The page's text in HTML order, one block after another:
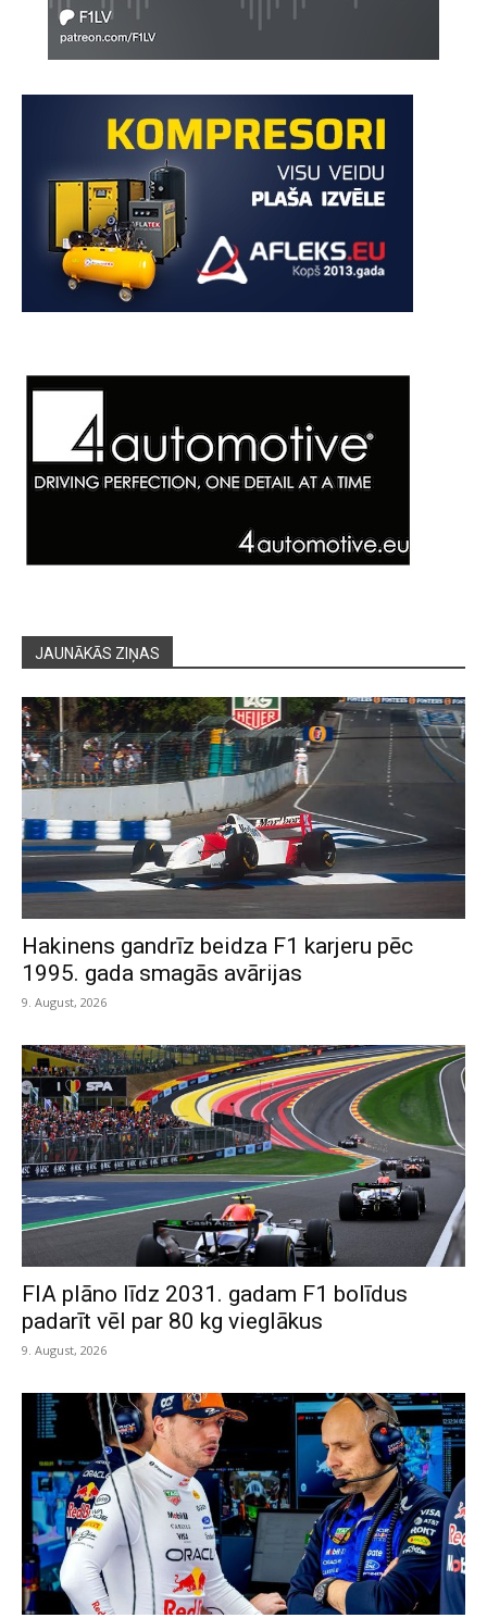
JAUNĀKĀS ZIŅAS
Hakinens gandrīz beidza F1 karjeru pēc
1995. gada smagās avārijas
9. August, 2026
FIA plāno līdz 2031. gadam F1 bolīdus
padarīt vēl par 80 kg vieglākus
9. August, 2026